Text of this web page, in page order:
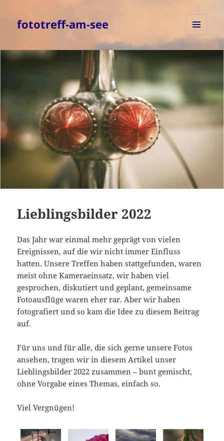
fototreff-am-see
MENÜ
Lieblingsbilder 2022
Das Jahr war einmal mehr geprägt von vielen
Ereignissen, auf die wir nicht immer Einfluss
hatten. Unsere Treffen haben stattgefunden, waren
meist ohne Kameraeinsatz, wir haben viel
gesprochen, diskutiert und geplant, gemeinsame
Fotoausflüge waren eher rar. Aber wir haben
fotografiert und so kam die Idee zu diesem Beitrag
auf.
Für uns und für alle, die sich gerne unsere Fotos
ansehen, tragen wir in diesem Artikel unser
Lieblingsbilder 2022 zusammen – bunt gemischt,
ohne Vorgabe eines Themas, einfach so.
Viel Vergnügen!